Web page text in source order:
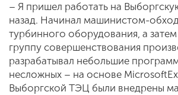
– Я пришел работать на
назад. Начинал машинистом-
турбинного оборудования, а
группу совершенствования
разрабатывал небольшие
несложных – на основе
Выборгской ТЭЦ были внедрены